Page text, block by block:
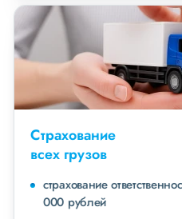
Страхование
всех грузов
страхование
000 рублей